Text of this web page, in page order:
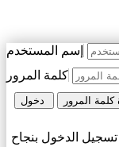
إسم المستخدم
كلمة المرور
كلمة المرور
الدخول بنجاح